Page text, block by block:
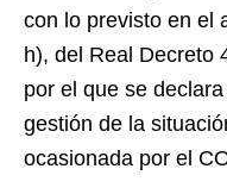
con lo previsto en el
h), del Real Decreto
por el que se
gestión de la
ocasionada por el